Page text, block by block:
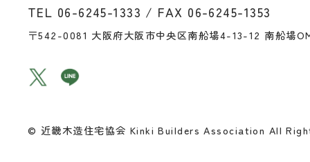
TEL 06-6245-1333 / FAX 06-6245-1353
〒542-0081 大阪府大阪市中央区南船場4-13-12 南船場
© 近畿木造住宅協会 Kinki Builders Association All